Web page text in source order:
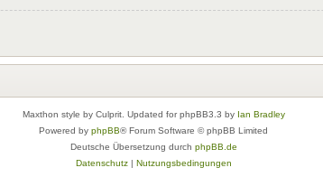
Maxthon style by Culprit. Updated for phpBB3.3 by Ian Bradley
Powered by phpBB® Forum Software © phpBB Limited
Deutsche Übersetzung durch phpBB.de
Datenschutz| Nutzungsbedingungen